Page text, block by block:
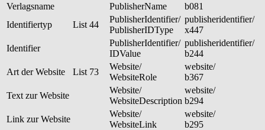
Verlagsname
PublisherName
b081
Identifiertyp
List 44
PublisherIdentifier/
PublisherIDType
publisheridentifier/
x447
Identifier
PublisherIdentifier/
IDValue
publisheridentifier/
b244
Art der Website
List 73
Website/
WebsiteRole
website/
b367
Text zur Website
Website/
WebsiteDescription
website/
b294
Link zur Website
Website/
WebsiteLink
website/
b295